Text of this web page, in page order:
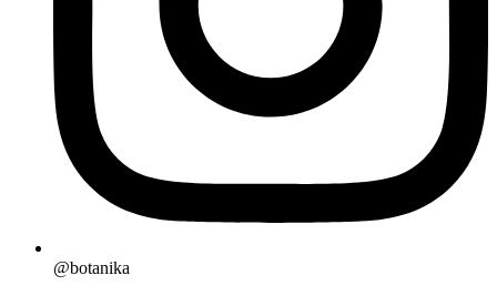
@botanika